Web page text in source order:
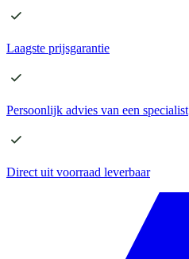
Laagste prijsgarantie
Persoonlijk advies van een specialist
Direct uit voorraad leverbaar